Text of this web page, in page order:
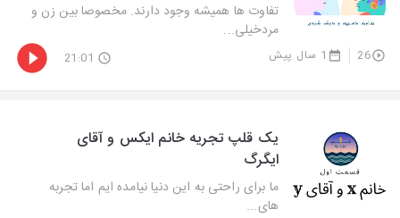
تفاوت ها همیشه وجود دارند. مخصوصا بین زن و
مردخیلی...
26 1 سال پیش 21:01
یک قلپ تجریه خانم ایکس و آقای
ایگرگ
ما برای راحتی به این دنیا نیامده ایم اما تجربه
های...